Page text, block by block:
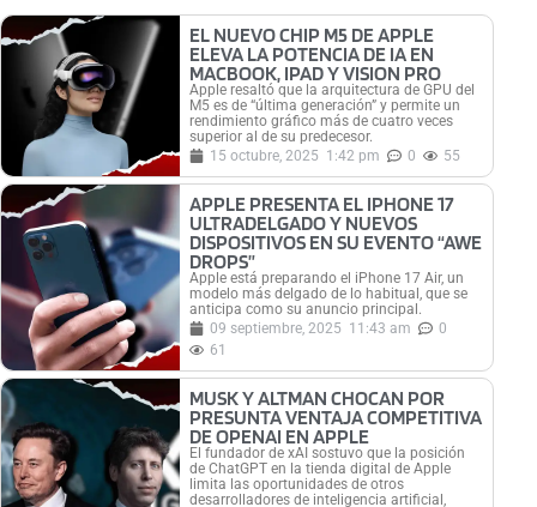
EL NUEVO CHIP M5 DE APPLE
ELEVA LA POTENCIA DE IA EN
MACBOOK, IPAD Y VISION PRO
Apple resaltó que la arquitectura de GPU del
M5 es de “última generación” y permite un
rendimiento gráfico más de cuatro veces
superior al de su predecesor.
15 octubre, 2025 1:42 pm 0 55
APPLE PRESENTA EL IPHONE 17
ULTRADELGADO Y NUEVOS
DISPOSITIVOS EN SU EVENTO “AWE
DROPS”
Apple está preparando el iPhone 17 Air, un
modelo más delgado de lo habitual, que se
anticipa como su anuncio principal.
09 septiembre, 2025 11:43 am
0
61
MUSK Y ALTMAN CHOCAN POR
PRESUNTA VENTAJA COMPETITIVA
DE OPENAI EN APPLE
El fundador de xAI sostuvo que la posición
de ChatGPT en la tienda digital de Apple
limita las oportunidades de otros
desarrolladores de inteligencia artificial,